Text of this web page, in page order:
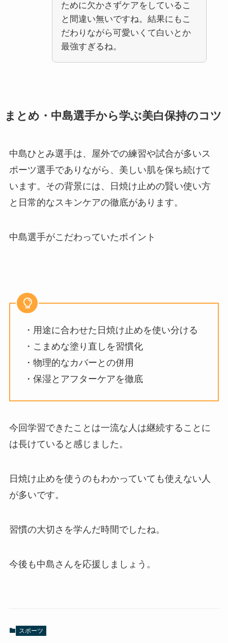
ために欠かさずケアをしているこ
と間違い無いですね。結果にもこ
だわりながら可愛いくて白いとか
最強すぎるね。
まとめ・中島選手から学ぶ美白保持のコツ
中島ひとみ選手は、屋外での練習や試合が多いス
ポーツ選手でありながら、美しい肌を保ち続けて
います。その背景には、日焼け止めの賢い使い方
と日常的なスキンケアの徹底があります。
中島選手がこだわっていたポイント
・用途に合わせた日焼け止めを使い分ける
・こまめな塗り直しを習慣化
・物理的なカバーとの併用
・保湿とアフターケアを徹底
今回学習できたことは一流な人は継続することに
は長けていると感じました。
日焼け止めを使うのもわかっていても使えない人
が多いです。
習慣の大切さを学んだ時間でしたね。
今後も中島さんを応援しましょう。
スポーツ